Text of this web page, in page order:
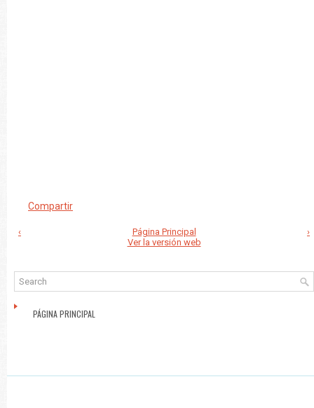
Compartir
‹ ›
Página Principal
Ver la versión web
PÁGINA PRINCIPAL